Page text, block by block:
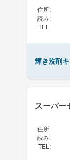
住所:
読み:
TEL :
輝き洗剤
スーパー
住所:
読み:
TEL :